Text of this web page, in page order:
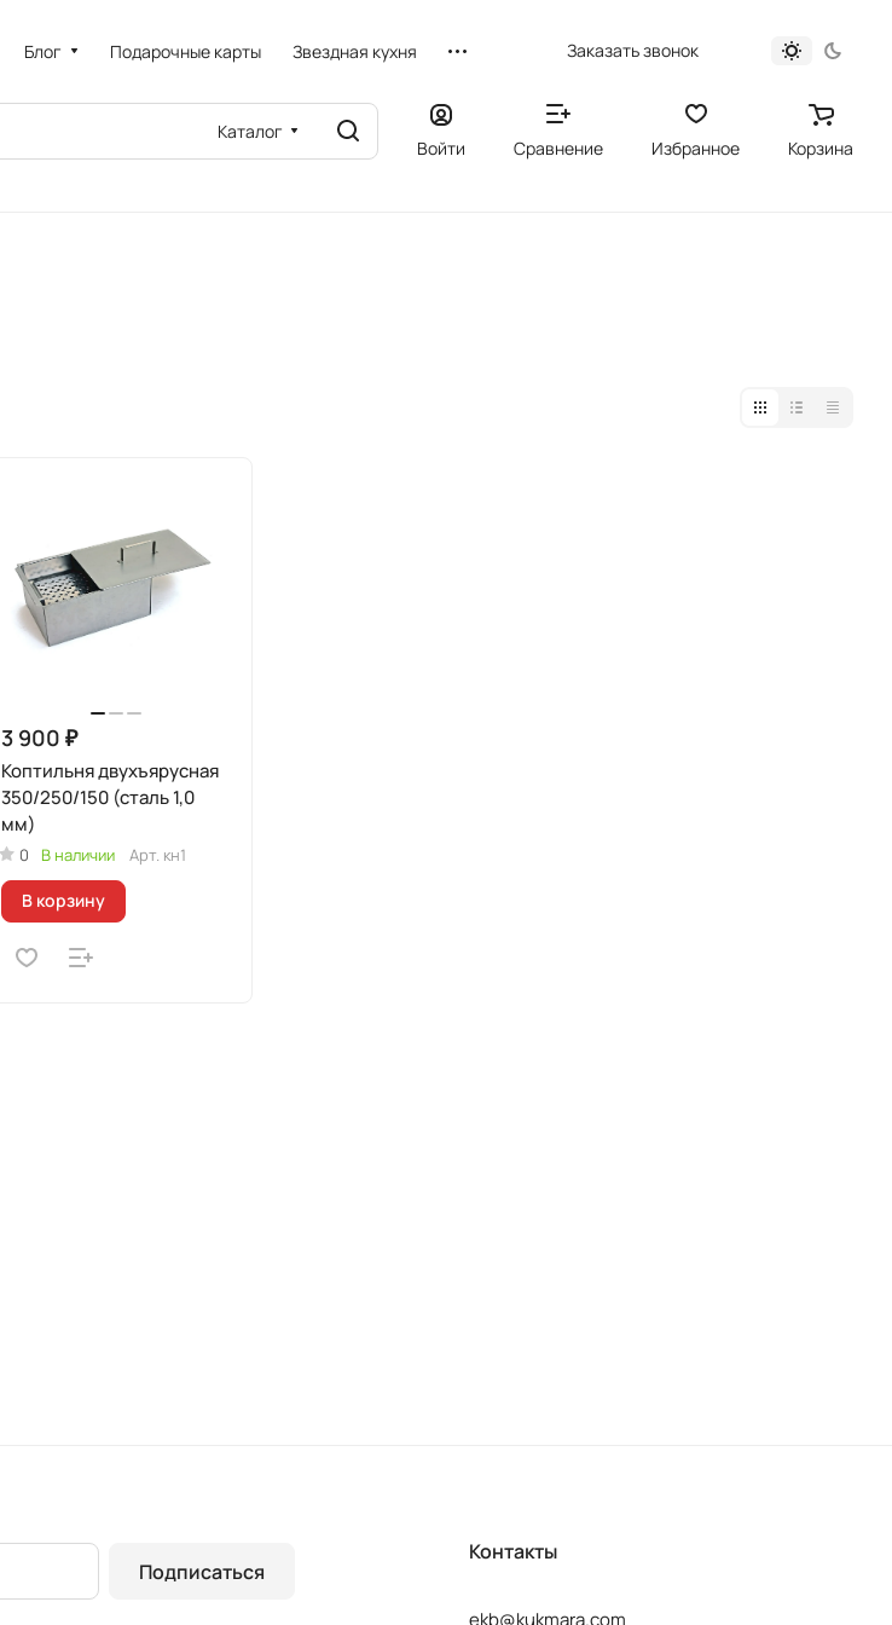
Блог Подарочные карты Звездная кухня Заказать звонок
Каталог
Войти Сравнение Избранное Корзина
3 900 ₽
Коптильня двухъярусная
350/250/150 (сталь 1,0
мм)
0 В наличии Арт. кн1
В корзину
Подписаться
Контакты
ekb@kukmara.com